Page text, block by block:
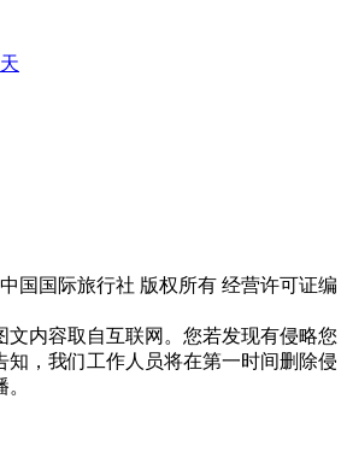
国国际旅行社 版权所有 经营许可证编
文内容取自互联网。您若发现有侵略您
知，我们工作人员将在第一时间删除侵